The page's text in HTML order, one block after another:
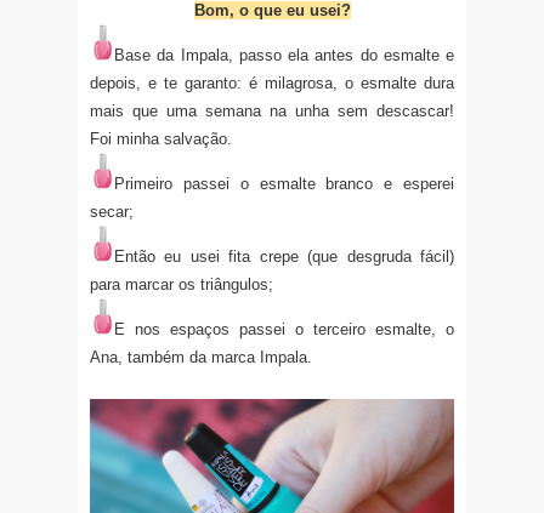
Bom, o que eu usei?
Base da Impala, passo ela antes do esmalte e
depois, e te garanto: é milagrosa, o esmalte dura
mais que uma semana na unha sem descascar!
Foi minha salvação.
Primeiro passei o esmalte branco e esperei
secar;
Então eu usei fita crepe (que desgruda fácil)
para marcar os triângulos;
E nos espaços passei o terceiro esmalte, o
Ana, também da marca Impala.